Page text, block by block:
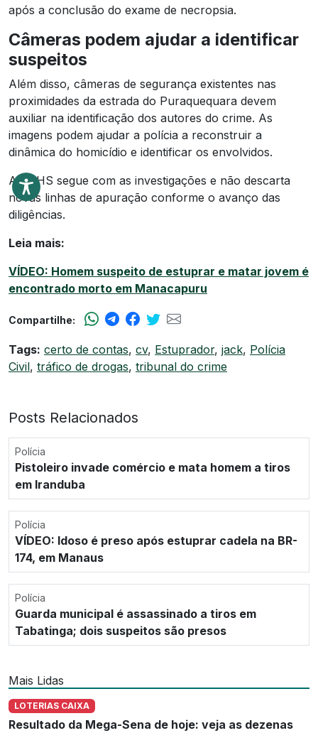
após a conclusão do exame de necropsia.
Câmeras podem ajudar a identificar
suspeitos
Além disso, câmeras de segurança existentes nas
proximidades da estrada do Puraquequara devem
auxiliar na identificação dos autores do crime. As
imagens podem ajudar a polícia a reconstruir a
dinâmica do homicídio e identificar os envolvidos.
A DEHS segue com as investigações e não descarta
novas linhas de apuração conforme o avanço das
diligências.
Leia mais:
VÍDEO: Homem suspeito de estuprar e matar jovem é
encontrado morto em Manacapuru
Compartilhe:
Tags: certo de contas, cv, Estuprador, jack, Polícia
Civil, tráfico de drogas, tribunal do crime
Posts Relacionados
Polícia
Pistoleiro invade comércio e mata homem a tiros
em Iranduba
Polícia
VÍDEO: Idoso é preso após estuprar cadela na BR-
174, em Manaus
Polícia
Guarda municipal é assassinado a tiros em
Tabatinga; dois suspeitos são presos
Mais Lidas
LOTERIAS CAIXA
Resultado da Mega-Sena de hoje: veja as dezenas